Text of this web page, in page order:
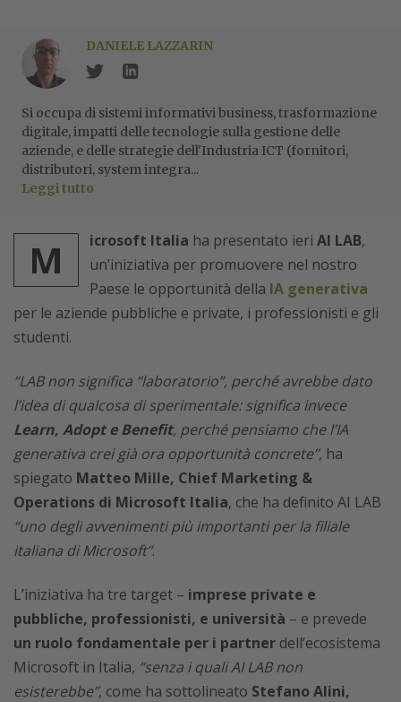
DANIELE LAZZARIN
Si occupa di sistemi informativi business, trasformazione
digitale, impatti delle tecnologie sulla gestione delle
aziende, e delle strategie dell'Industria ICT (fornitori,
distributori, system integra...
Leggi tutto
M icrosoft Italia ha presentato ieri AI LAB,
un’iniziativa per promuovere nel nostro
Paese le opportunità della IA generativa
per le aziende pubbliche e private, i professionisti e gli
studenti.
“LAB non significa “laboratorio”, perché avrebbe dato
l’idea di qualcosa di sperimentale: significa invece
Learn, Adopt e Benefit, perché pensiamo che l’IA
generativa crei già ora opportunità concrete”, ha
spiegato Matteo Mille, Chief Marketing &
Operations di Microsoft Italia, che ha definito AI LAB
“uno degli avvenimenti più importanti per la filiale
italiana di Microsoft”.
L’iniziativa ha tre target – imprese private e
pubbliche, professionisti, e università – e prevede
un ruolo fondamentale per i partner dell’ecosistema
Microsoft in Italia, “senza i quali AI LAB non
esisterebbe”, come ha sottolineato Stefano Alini,